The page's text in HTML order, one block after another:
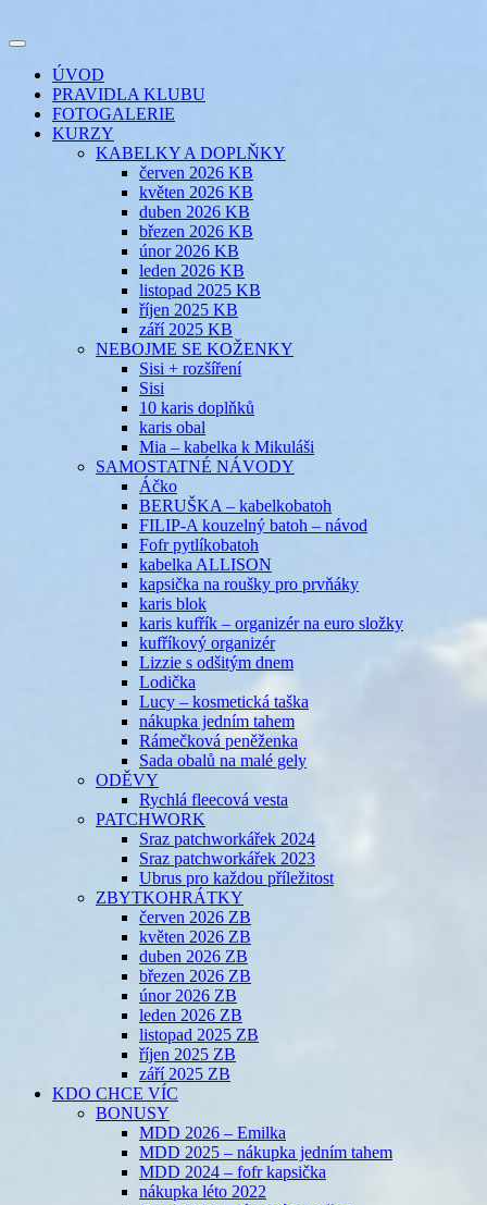
k
webuEVIKLUB
šicí klub
Toggle
navigation
ÚVOD
PRAVIDLA KLUBU
FOTOGALERIE
KURZY
KABELKY A DOPLŇKY
červen 2026 KB
květen 2026 KB
duben 2026 KB
březen 2026 KB
únor 2026 KB
leden 2026 KB
listopad 2025 KB
říjen 2025 KB
září 2025 KB
NEBOJME SE KOŽENKY
Sisi + rozšíření
Sisi
10 karis doplňků
karis obal
Mia – kabelka k Mikuláši
SAMOSTATNÉ NÁVODY
Áčko
BERUŠKA – kabelkobatoh
FILIP-A kouzelný batoh – návod
Fofr pytlíkobatoh
kabelka ALLISON
kapsička na roušky pro prvňáky
karis blok
karis kufřík – organizér na euro složky
kufříkový organizér
Lizzie s odšitým dnem
Lodička
Lucy – kosmetická taška
nákupka jedním tahem
Rámečková peněženka
Sada obalů na malé gely
ODĚVY
Rychlá fleecová vesta
PATCHWORK
Sraz patchworkářek 2024
Sraz patchworkářek 2023
Ubrus pro každou příležitost
ZBYTKOHRÁTKY
červen 2026 ZB
květen 2026 ZB
duben 2026 ZB
březen 2026 ZB
únor 2026 ZB
leden 2026 ZB
listopad 2025 ZB
říjen 2025 ZB
září 2025 ZB
KDO CHCE VÍC
BONUSY
MDD 2026 – Emilka
MDD 2025 – nákupka jedním tahem
MDD 2024 – fofr kapsička
nákupka léto 2022